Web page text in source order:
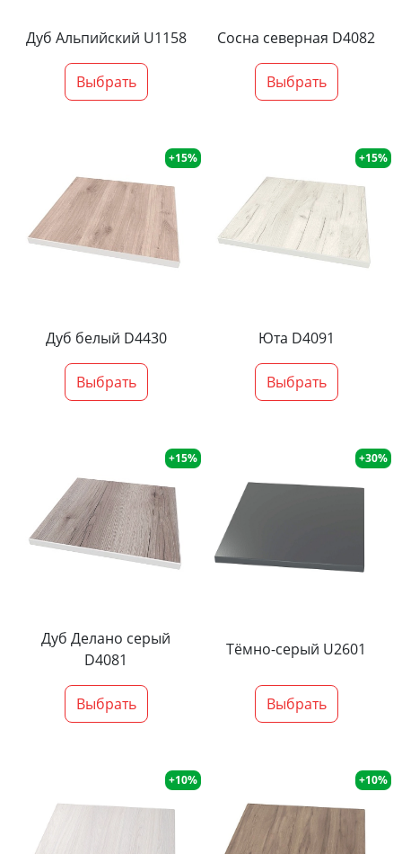
Дуб Альпийский U1158
Выбрать
Сосна северная D4082
Выбрать
+15%
Дуб белый D4430
Выбрать
+15%
Юта D4091
Выбрать
+15%
Дуб Делано серый
D4081
Выбрать
+30%
Тёмно-серый U2601
Выбрать
+10% +10%